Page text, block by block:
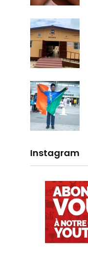
Instagram